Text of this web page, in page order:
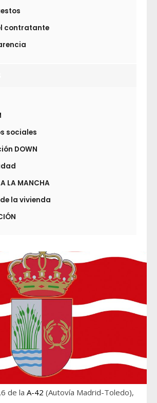
contratante
sociales
DOWN
LA MANCHA
la vivienda
de la A-42 (Autovía Madrid-Toledo),